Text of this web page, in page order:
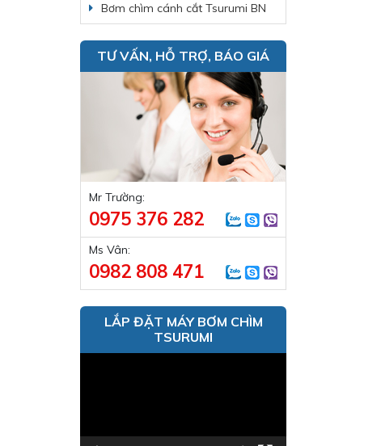
Bơm chìm cánh cắt Tsurumi BN
TƯ VẤN, HỖ TRỢ, BÁO GIÁ
Mr Trường:
0975 376 282
Ms Vân:
0982 808 471
LẮP ĐẶT MÁY BƠM CHÌM
TSURUMI